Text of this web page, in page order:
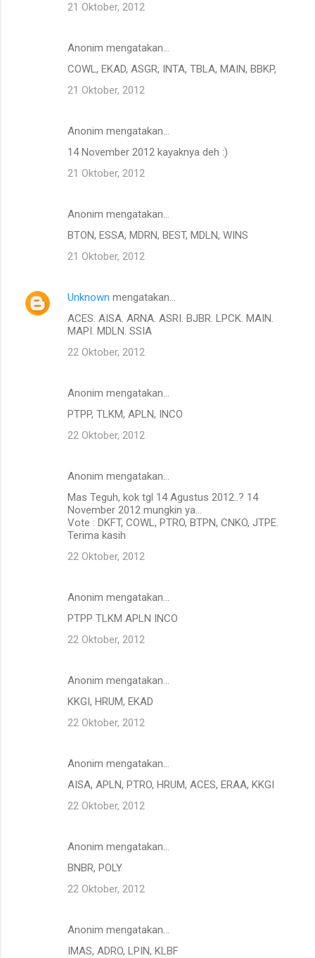
21 Oktober, 2012
Anonim mengatakan…
COWL, EKAD, ASGR, INTA, TBLA, MAIN, BBKP,
21 Oktober, 2012
Anonim mengatakan…
14 November 2012 kayaknya deh :)
21 Oktober, 2012
Anonim mengatakan…
BTON, ESSA, MDRN, BEST, MDLN, WINS
21 Oktober, 2012
Unknown mengatakan…
ACES. AISA. ARNA. ASRI. BJBR. LPCK. MAIN.
MAPI. MDLN. SSIA
22 Oktober, 2012
Anonim mengatakan…
PTPP, TLKM, APLN, INCO
22 Oktober, 2012
Anonim mengatakan…
Mas Teguh, kok tgl 14 Agustus 2012..? 14
November 2012 mungkin ya...
Vote : DKFT, COWL, PTRO, BTPN, CNKO, JTPE.
Terima kasih
22 Oktober, 2012
Anonim mengatakan…
PTPP TLKM APLN INCO
22 Oktober, 2012
Anonim mengatakan…
KKGI, HRUM, EKAD
22 Oktober, 2012
Anonim mengatakan…
AISA, APLN, PTRO, HRUM, ACES, ERAA, KKGI
22 Oktober, 2012
Anonim mengatakan…
BNBR, POLY
22 Oktober, 2012
Anonim mengatakan…
IMAS, ADRO, LPIN, KLBF